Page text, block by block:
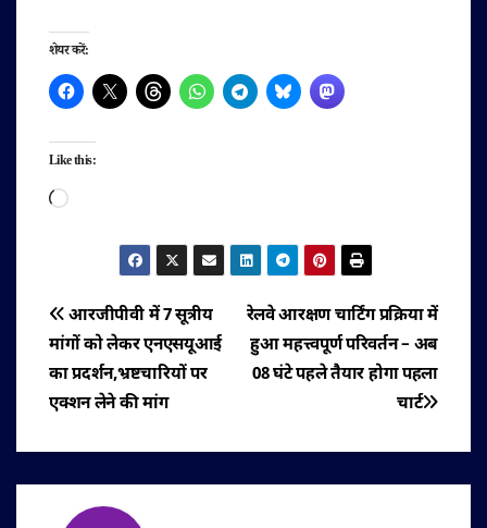
शेयर करें:
Like this:
Loading…
पोस्ट
नेविगेशन
रेलवे आरक्षण चार्टिंग प्रक्रिया में
हुआ महत्त्वपूर्ण परिवर्तन – अब
08 घंटे पहले तैयार होगा पहला
चार्ट
आरजीपीवी में 7 सूत्रीय
मांगों को लेकर एनएसयूआई
का प्रदर्शन,भ्रष्टचारियों पर
एक्शन लेने की मांग